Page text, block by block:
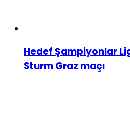
Hedef Şampiyonlar
Sturm Graz maçı